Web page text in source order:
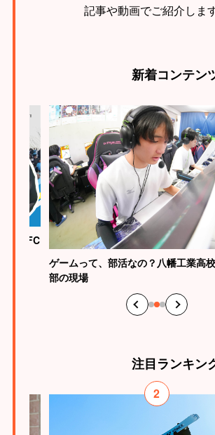
記事や動画でご紹介しま
新着コンテン
滋賀FC
ゲームって、部活なの？八幡工業高
部の現場
注目ランキン
2